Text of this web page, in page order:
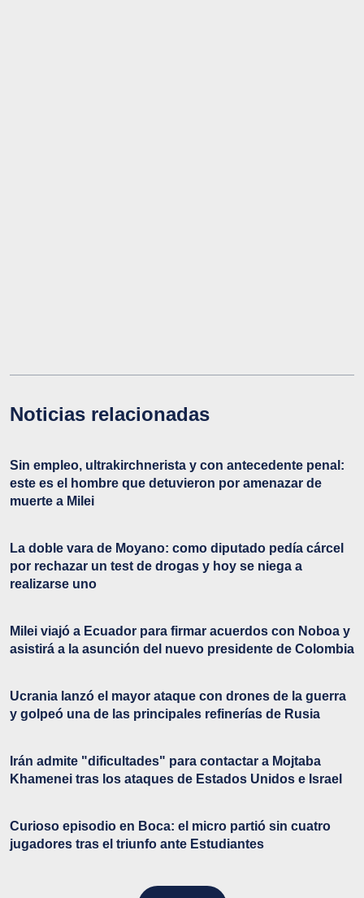
Noticias relacionadas
Sin empleo, ultrakirchnerista y con antecedente penal:
este es el hombre que detuvieron por amenazar de
muerte a Milei
La doble vara de Moyano: como diputado pedía cárcel
por rechazar un test de drogas y hoy se niega a
realizarse uno
Milei viajó a Ecuador para firmar acuerdos con Noboa y
asistirá a la asunción del nuevo presidente de Colombia
Ucrania lanzó el mayor ataque con drones de la guerra
y golpeó una de las principales refinerías de Rusia
Irán admite "dificultades" para contactar a Mojtaba
Khamenei tras los ataques de Estados Unidos e Israel
Curioso episodio en Boca: el micro partió sin cuatro
jugadores tras el triunfo ante Estudiantes